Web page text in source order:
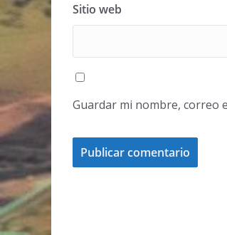
Sitio web
Guardar mi nombre, correo